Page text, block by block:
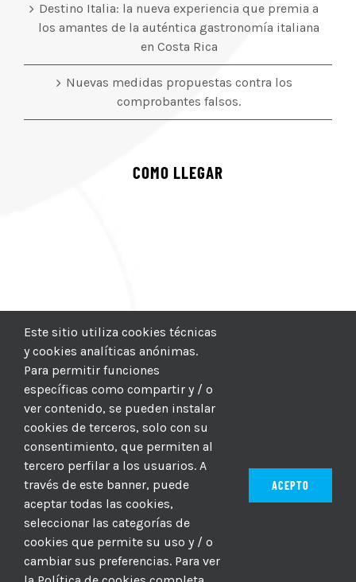
Destino Italia: la nueva experiencia que premia a
los amantes de la auténtica gastronomía italiana
en Costa Rica
Nuevas medidas propuestas contra los
comprobantes falsos.
COMO LLEGAR
© 2012–2025 |CICIC| Hosting: Hosting Para PYMES
MBAGIO.COM
| Todos los derechos reservados
Este sitio utiliza cookies técnicas
y cookies analíticas anónimas.
Para permitir funciones
específicas como compartir y / o
ver contenido, se pueden instalar
cookies de terceros, solo con su
consentimiento, que permiten al
tercero perfilar a los usuarios. A
través de este banner, puede
aceptar todas las cookies,
seleccionar las categorías de
cookies que permite su uso y / o
cambiar sus preferencias. Para ver
ACEPTO